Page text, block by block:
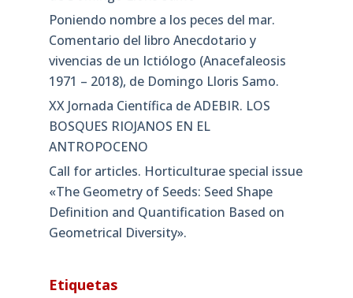
Poniendo nombre a los peces del mar.
Comentario del libro Anecdotario y
vivencias de un Ictiólogo (Anacefaleosis
1971 – 2018), de Domingo Lloris Samo.
XX Jornada Científica de ADEBIR. LOS
BOSQUES RIOJANOS EN EL
ANTROPOCENO
Call for articles. Horticulturae special issue
«The Geometry of Seeds: Seed Shape
Definition and Quantification Based on
Geometrical Diversity»​.
Etiquetas